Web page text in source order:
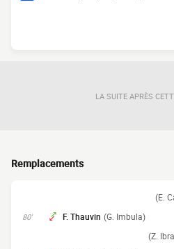
LA SUITE APRÈS
Remplacements
(E.
80' F. Thauvin (G. Imbula)
(Z.